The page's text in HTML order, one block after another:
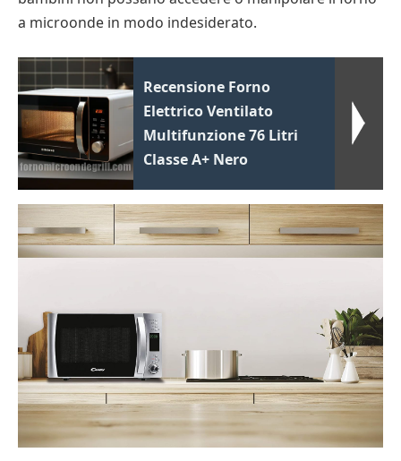
a microonde in modo indesiderato.
Recensione Forno
Elettrico Ventilato
Multifunzione 76 Litri
Classe A+ Nero